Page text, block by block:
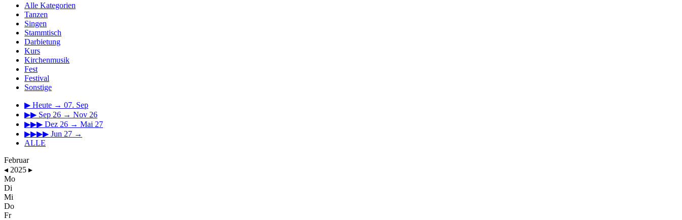
Alle Kategorien
Tanzen
Singen
Stammtisch
Darbietung
Kurs
Kirchenmusik
Fest
Festival
Sonstige
▶ Heute → 07. Sep
▶▶ Sep 26 → Nov 26
▶▶▶ Dez 26 → Mai 27
▶▶▶▶ Jun 27 →
ALLE
Februar
◂ 2025 ▸
Mo
Di
Mi
Do
Fr